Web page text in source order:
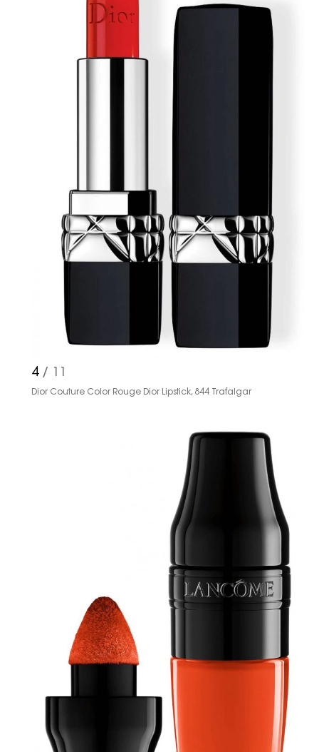
Haftalık E-Bülten
4/ 11
Dior Couture Color Rouge Dior Lipstick, 844 Trafalgar